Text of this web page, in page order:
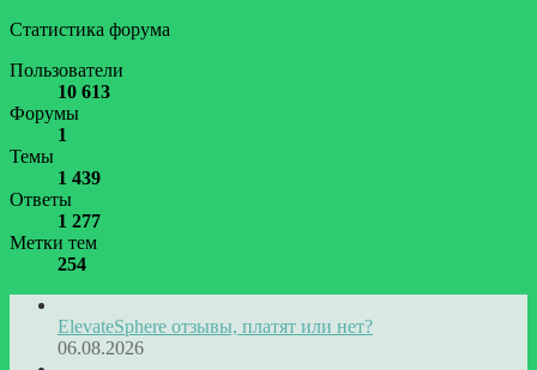
Статистика форума
Пользователи
10 613
Форумы
1
Темы
1 439
Ответы
1 277
Метки тем
254
ElevateSphere отзывы, платят или нет?
06.08.2026